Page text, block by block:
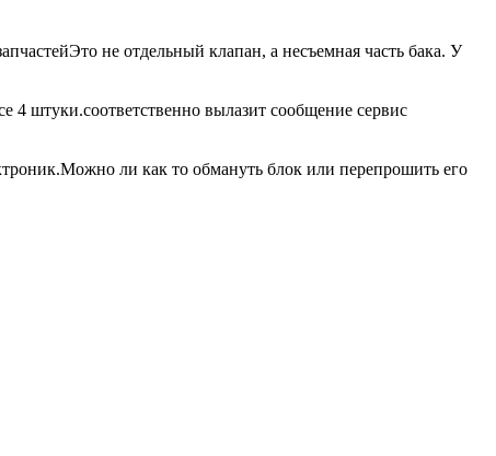
не отдельный клапан, а несъемная часть бака. У
4 штуки.соответственно вылазит сообщение сервис
ли как то обмануть блок или перепрошить его